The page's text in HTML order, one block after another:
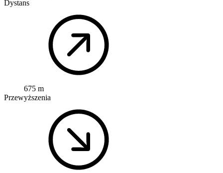
Dystans
675 m
Przewyższenia